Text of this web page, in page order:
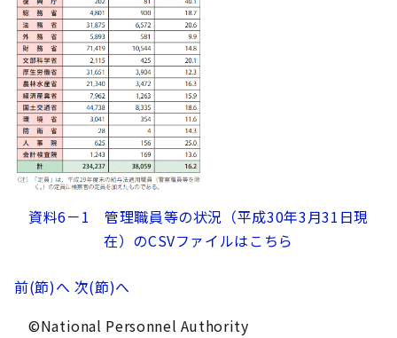
資料6－1 管理職員等の状況（平成30年3月31日現
在）のCSVファイルはこちら
前(節)へ 次(節)へ
©National Personnel Authority